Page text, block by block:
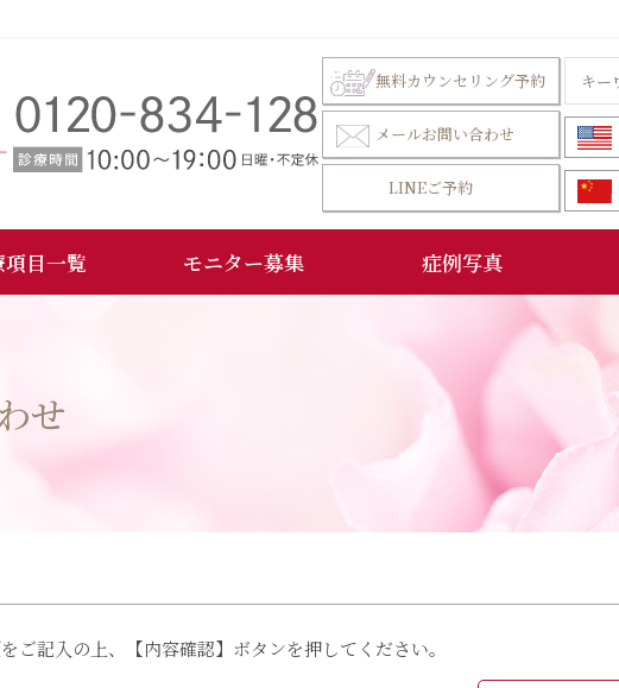
無料カウンセリング予約
メールお問い合わせ
LINEご予約
目一覧 モニター募集 症例写真
せ
ご記入の上、【内容確認】ボタンを押してください。